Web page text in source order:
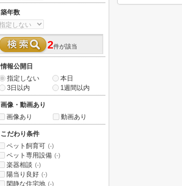
築年数
2件が該当
情報公開日
指定しない
本日
3日以内
1週間以内
画像・動画あり
画像あり
動画あり
こだわり条件
ペット飼育可 (-)
ペット専用設備 (-)
楽器相談 (-)
陽当り良好 (-)
閑静な住宅地 (-)